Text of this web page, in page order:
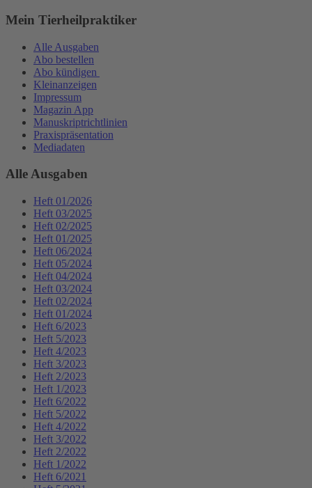
Mein Tierheilpraktiker
Alle Ausgaben
Abo bestellen
Abo kündigen
Kleinanzeigen
Impressum
Magazin App
Manuskriptrichtlinien
Praxispräsentation
Mediadaten
Alle Ausgaben
Heft 01/2026
Heft 03/2025
Heft 02/2025
Heft 01/2025
Heft 06/2024
Heft 05/2024
Heft 04/2024
Heft 03/2024
Heft 02/2024
Heft 01/2024
Heft 6/2023
Heft 5/2023
Heft 4/2023
Heft 3/2023
Heft 2/2023
Heft 1/2023
Heft 6/2022
Heft 5/2022
Heft 4/2022
Heft 3/2022
Heft 2/2022
Heft 1/2022
Heft 6/2021